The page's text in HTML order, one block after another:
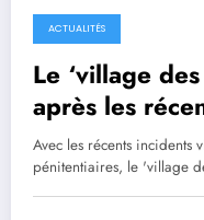
17 avril 2025
ACTUALITÉS
Le ‘village
après les
prisons, près
Avec les récents incidents
pénitentiaires, le 'village